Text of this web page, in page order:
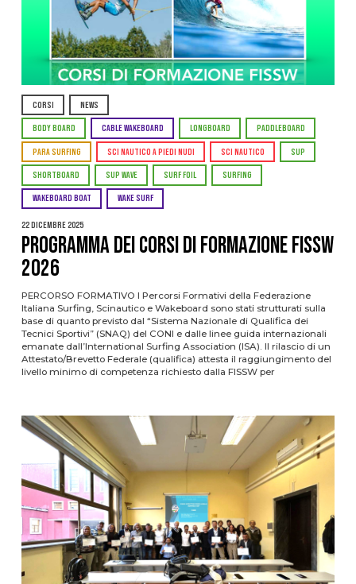
CORSI NEWS
BODY BOARD CABLE WAKEBOARD LONGBOARD PADDLEBOARD
PARA SURFING SCI NAUTICO A PIEDI NUDI SCI NAUTICO SUP
SHORTBOARD SUP WAVE SURF FOIL SURFING
WAKEBOARD BOAT WAKE SURF
22 Dicembre 2025
PROGRAMMA DEI CORSI DI FORMAZIONE FISSW
2026
PERCORSO FORMATIVO I Percorsi Formativi della Federazione
Italiana Surfing, Scinautico e Wakeboard sono stati strutturati sulla
base di quanto previsto dal “Sistema Nazionale di Qualifica dei
Tecnici Sportivi” (SNAQ) del CONI e dalle linee guida internazionali
emanate dall’International Surfing Association (ISA). Il rilascio di un
Attestato/Brevetto Federale (qualifica) attesta il raggiungimento del
livello minimo di competenza richiesto dalla FISSW per